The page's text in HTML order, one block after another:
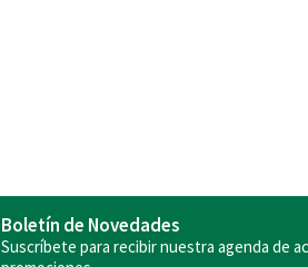
Boletín de Novedades
Suscríbete para recibir nuestra agenda de